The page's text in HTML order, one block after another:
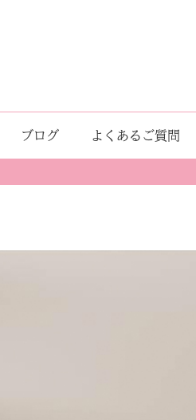
ブログ よくあるご質問